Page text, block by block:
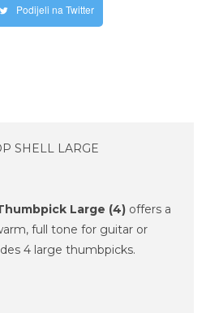
Podijeli na Twitter
SHELL LARGE
Large (4) offers a
full tone for guitar or
4 large thumbpicks.